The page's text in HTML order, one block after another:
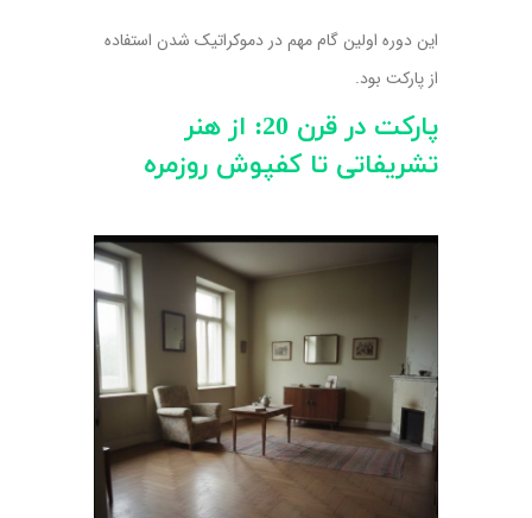
این دوره اولین گام مهم در دموکراتیک شدن استفاده
از پارکت بود.
پارکت در قرن 20: از هنر
تشریفاتی تا کفپوش روزمره